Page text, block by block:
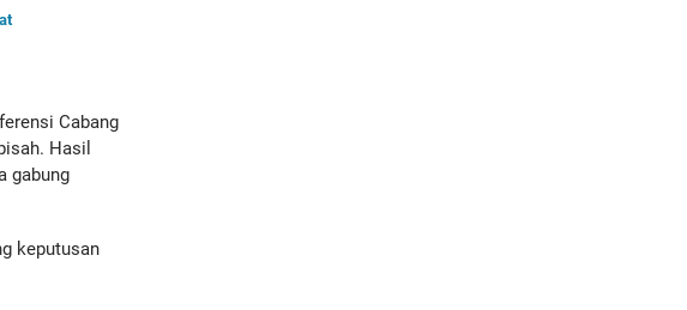
Cabang
Hasil
gabung
keputusan